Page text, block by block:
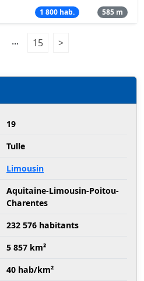
1 800 hab. 585 m
Page 5
... 15 Page 15
>
19
Tulle
Limousin
Aquitaine-Limousin-Poitou-
Charentes
232 576 habitants
5 857 km²
40 hab/km²